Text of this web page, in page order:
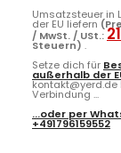
Umsatzsteuer in
der EU liefern
/ MwSt. / USt.:
Steuern) .
Setze dich für
außerhalb der
kontakt@yerd.de
Verbindung ...
...oder per
+491796159552